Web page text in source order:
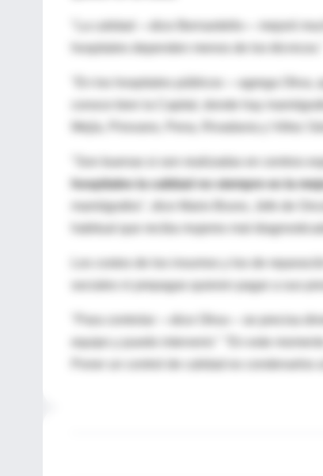
"La calidad —dice Bernardello— mejoró
hospitales dependen menos de los técnicos."
"En los hospitales públicos —agrega Oliva,
conoce bien la Capital, donde hay
hospitales la calidad no siempre es la
mamógrafos", dice Mario Bruno, Jefe de
habitual que reciba mujeres mal
Los costos de los insumos y los de
sociales ni prepagas quieren pagar a sus
equipo y puedo intervenir." "En este